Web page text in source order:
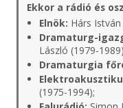
Ekkor a rádió és
Elnök: Hárs
Dramaturg-
László (1979-
Dramaturgia
(1975-1994);